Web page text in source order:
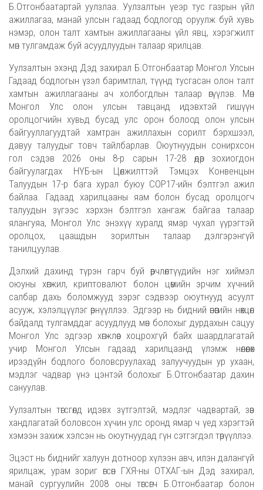
Б.Отгонбаатартай уулзлаа. Уулзалтын үеэр тус газрын үйл
ажиллагаа, манай улсын гадаад бодлогод оруулж буй хувь
нэмэр, олон талт хамтын ажиллагааны үйл явц, хэрэгжилт
мөн тулгамдаж буй асуудлуудын талаар ярилцав.
Уулзалтын эхэнд Дэд захирал Б.Отгонбаатар Монгол Улсын
Гадаад бодлогын үзэл баримтлал, түүнд тусгасан олон талт
хамтын ажиллагааны ач холбогдлын талаар өгүүлэв. Мөн
Монгол Улс олон улсын тавцанд идэвхтэй гишүүн
оролцогчийн хувьд бусад улс орон болоод олон улсын
байгууллагуудтай хамтран ажиллахын сорилт бэрхшээл,
давуу талуудыг товч тайлбарлав. Оюутнуудын сонирхсон
гол сэдэв 2026 оны 8-р сарын 17-28 өдөр зохиогдон
байгуулагдах НҮБ-ын Цөлжилттэй Тэмцэх Конвенцын
Талуудын 17-р бага хурал буюу COP17-ийн бэлтгэл ажил
байлаа. Гадаад харилцааны яам болон бусад оролцогч
талуудын зүгээс хэрхэн бэлтгэл хангаж байгаа талаар
ялангуяа, Монгол Улс энэхүү хуралд ямар чухал үүрэгтэй
оролцох, цаашдын зорилтын талаар дэлгэрэнгүй
танилцуулав.
Дэлхий дахинд түрэн гарч буй өөрчлөлтүүдийн нэг хиймэл
оюуны хөгжил, криптовалют болон цөмийн эрчим хүчний
салбар дахь боломжууд зэрэг сэдвээр оюутнууд асуулт
асууж, хэлэлцүүлэг өрнүүллээ. Эдгээр нь бидний өнөөгийн нөхцөл
байдалд тулгамддаг асуудлууд мөн болохыг дурдахын сацуу
Монгол Улс эдгээр хөгжлөөс хоцрохгүй байх шаардлагатай
учир Монгол Улсын гадаад харилцаанд үлэмж нөлөөлөх
ирээдүйн бодлого боловсруулахад залуучуудын ур ухаан,
мэдлэг чадвар үнэ цэнтэй болохыг Б.Отгонбаатар дахин
сануулав.
Уулзалтын төгсгөлд идэвх зүтгэлтэй, мэдлэг чадвартай, зөв
хандлагатай боловсон хүчин улс оронд ямар ч үед хэрэгтэй
хэмээн захиж хэлсэн нь оюутнуудад гүн сэтгэгдэл төрүүллээ.
Эцэст нь биднийг халуун дотноор хүлээн авч, илэн далангүй
ярилцаж, урам зориг өгсөн ГХЯ-ны ОТХАГ-ын Дэд захирал,
манай сургуулийн 2008 оны төгсөгч Б.Отгонбаатар болон